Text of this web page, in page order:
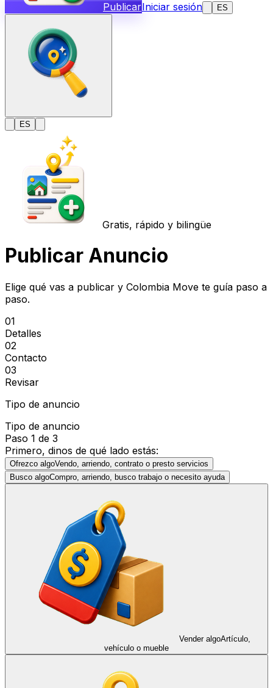
PublicarIniciar sesión ES
ES
Gratis, rápido y bilingüe
Publicar Anuncio
Elige qué vas a publicar y Colombia Move te guía paso a
paso.
01
Detalles
02
Contacto
03
Revisar
Tipo de anuncio
Tipo de anuncio
Paso 1 de 3
Primero, dinos de qué lado estás:
Ofrezco algoVendo, arriendo, contrato o presto servicios
Busco algoCompro, arriendo, busco trabajo o necesito ayuda
Vender algoArtículo,
vehículo o mueble